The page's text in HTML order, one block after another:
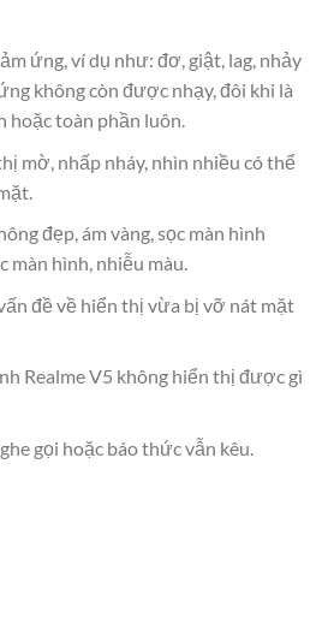
ứng, ví dụ như: đơ, giật, lag, nhảy
không còn được nhạy, đôi khi là
hoặc toàn phần luôn.
mờ, nhấp nháy, nhìn nhiều có thể
đẹp, ám vàng, sọc màn hình
màn hình, nhiễu màu.
đề về hiển thị vừa bị vỡ nát mặt
Realme V5 không hiển thị được gì
gọi hoặc báo thức vẫn kêu.